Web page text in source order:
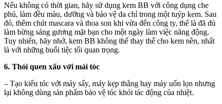
Nếu không có thời gian, hãy sử dụng kem BB với công dụng che
phủ, làm đều màu, dưỡng và bảo vệ da chỉ trong một tuýp kem. Sau
đó, thêm chút mascara và thoa son khi vừa đến công ty, thế là đã đủ
làm bừng sáng gương mặt bạn cho một ngày làm việc năng động.
Tuy nhiên, hãy nhớ, kem BB không thể thay thế cho kem nền, nhất
là với những buổi tiệc tối quan trọng.
6. Thói quen xấu với mái tóc
– Tạo kiểu tóc với máy sấy, máy kẹp thẳng hay máy uốn lọn nhưng
lại không dùng sản phẩm bảo vệ tóc khỏi tác động của nhiệt.